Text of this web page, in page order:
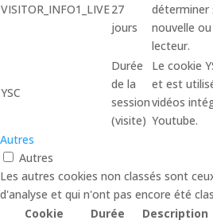
VISITOR_INFO1_LIVE27
jours
déterminer
nouvelle
lecteur.
YSC
Durée
de la
session
(visite)
Le cookie
et est
vidéos
Youtube.
Autres
Autres
Les autres cookies non classés sont
d'analyse et qui n'ont pas encore été
Cookie
Durée
Description